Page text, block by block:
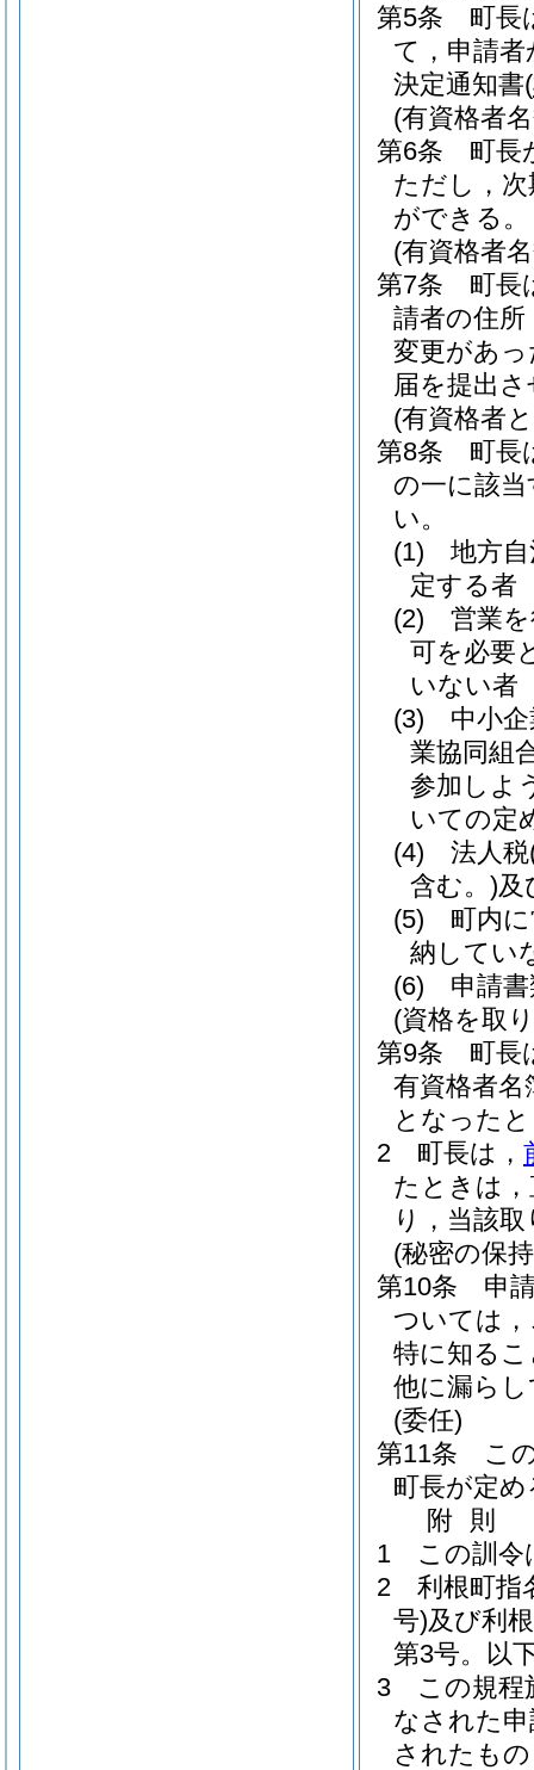
第5条
町長
て，申請
決定通知書(
(有資格者
第6条
町長
ただし，
ができる。
(有資格者
第7条
町長
請者の住所
変更があ
届を提出
(有資格者
第8条
町長
の一に該
い。
(1)
地方
定する者
(2)
営業
可を必要
いない者
(3)
中小
業協同組
参加しよ
いての定
(4)
法人税
含む。)及
(5)
町内
納してい
(6)
申請
(資格を取
第9条
町長
有資格者
となった
2
町長は，
たときは
り，当該
(秘密の保
第10条
申
ついては
特に知る
他に漏ら
(委任)
第11条
こ
町長が定め
附 則
1
この訓令
2
利根町指
号)及び利
第3号。以
3
この規程
なされた
されたも